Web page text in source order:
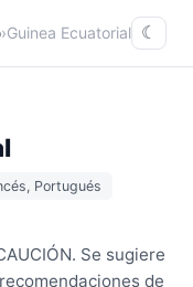
›Guinea Ecuatorial ☾
Portugués
Se sugiere
de